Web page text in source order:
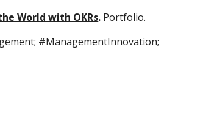
World with OKRs. Portfolio.
#ManagementInnovation;